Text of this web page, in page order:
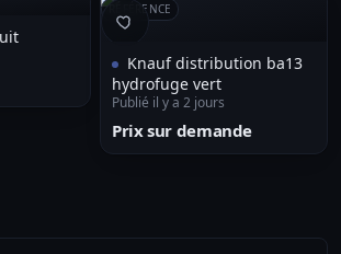
RÉFÉRENCE
Knauf distribution ba13
hydrofuge vert
Publié il y a 2 jours
Prix sur demande